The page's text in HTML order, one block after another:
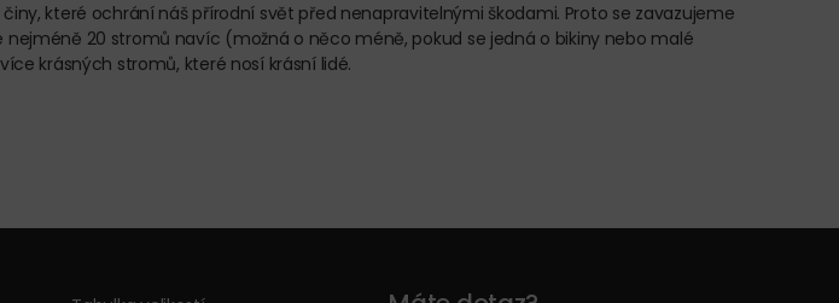
které ochrání náš přírodní svět před nenapravitelnými škodami. Proto se zavazujeme
20 stromů navíc (možná o něco méně, pokud se jedná o bikiny nebo malé
krásných stromů, které nosí krásní lidé.